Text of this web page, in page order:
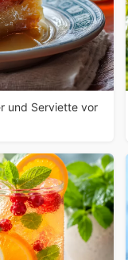
und Serviette vor